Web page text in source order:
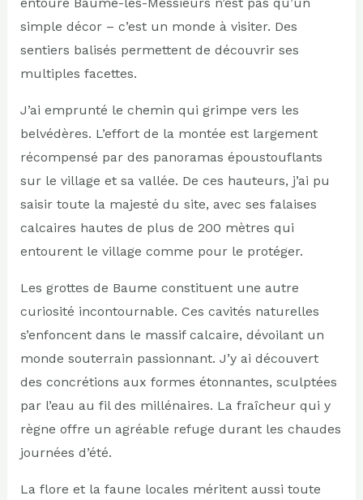
simple décor – c’est un monde à visiter. Des
sentiers balisés permettent de découvrir ses
multiples facettes.
J’ai emprunté le chemin qui grimpe vers les
belvédères. L’effort de la montée est largement
récompensé par des panoramas époustouflants
sur le village et sa vallée. De ces hauteurs, j’ai pu
saisir toute la majesté du site, avec ses falaises
calcaires hautes de plus de 200 mètres qui
entourent le village comme pour le protéger.
Les grottes de Baume constituent une autre
curiosité incontournable. Ces cavités naturelles
s’enfoncent dans le massif calcaire, dévoilant un
monde souterrain passionnant. J’y ai découvert
des concrétions aux formes étonnantes, sculptées
par l’eau au fil des millénaires. La fraîcheur qui y
règne offre un agréable refuge durant les chaudes
journées d’été.
La flore et la faune locales méritent aussi toute